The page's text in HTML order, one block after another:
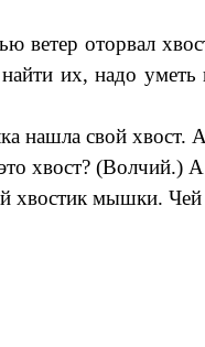
оторвал
их, надо уметь
нашла свой
хвост? (Волчий.)
хвостик мышки.